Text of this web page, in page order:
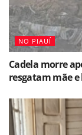
NO PIAUÍ
Cadela morre
resgatam mãe